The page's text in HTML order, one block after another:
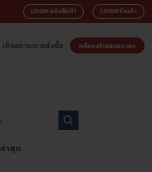
LOGIN คลังสินค้า LOGIN ร้านค้า
เช็คสถานะการสั่งซื้อ คลิกขอใบเสนอราคา
าสุด